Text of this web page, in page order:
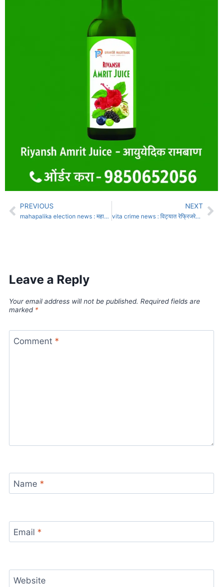
PREVIOUS
mahapalika election news : महापालिकेच्या निवडणुकीसाठी 11 नोव्हेंबरला आरक्षण सोडत
NEXT
vita crime news : विट्यात रेफ्रिजरेटर-सिलेंडरच्या भीषण स्फोटात चौघांचा मृत्यू
Leave a Reply
Your email address will not be published. Required fields are
marked *
Comment *
Name *
Email *
Website